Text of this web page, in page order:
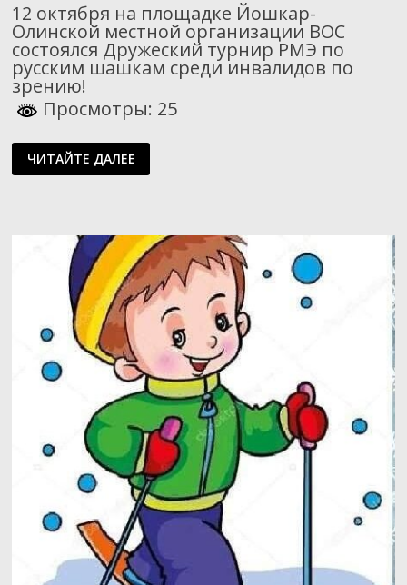
12 октября на площадке Йошкар-
Олинской местной организации ВОС
состоялся Дружеский турнир РМЭ по
русским шашкам среди инвалидов по
зрению!
Просмотры: 25
ТУРНИР
ПО
ШАШКАМ.
ЧИТАЙТЕ ДАЛЕЕ